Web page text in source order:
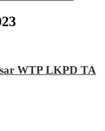
WTP LKPD TA